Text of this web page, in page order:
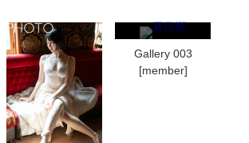
Gallery 003
[member]